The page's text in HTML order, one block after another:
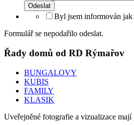
Odeslat
Byl jsem informován
Formulář se nepodařilo odeslat.
Řady domů od RD Rýmařov
BUNGALOVY
KUBIS
FAMILY
KLASIK
Uveřejněné fotografie a vizualizace